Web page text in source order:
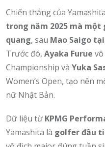
Chiến thắng của
trong năm 2025 mà
quang, sau Mao Saigo
Trước đó, Ayaka Furue
Championship và Yuka
Women’s Open, tạo nên
nữ Nhật Bản.
Dữ liệu từ KPMG
Yamashita là golfer đầu